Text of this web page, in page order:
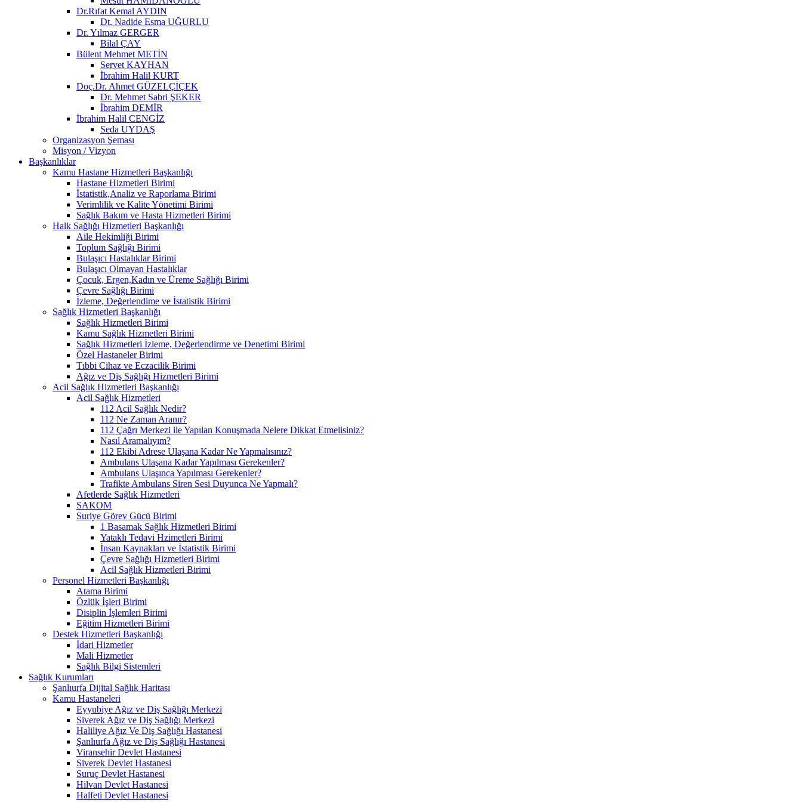
Dr.Rıfat Kemal AYDIN
Dt. Nadide Esma UĞURLU
Dr. Yılmaz GERGER
Bilal ÇAY
Bülent Mehmet METİN
Servet KAYHAN
İbrahim Halil KURT
Doç.Dr. Ahmet GÜZELÇİÇEK
Dr. Mehmet Sabri ŞEKER
İbrahim DEMİR
İbrahim Halil CENGİZ
Seda UYDAŞ
Organizasyon Şeması
Misyon / Vizyon
Başkanlıklar
Kamu Hastane Hizmetleri Başkanlığı
Hastane Hizmetleri Birimi
İstatistik,Analiz ve Raporlama Birimi
Verimlilik ve Kalite Yönetimi Birimi
Sağlık Bakım ve Hasta Hizmetleri Birimi
Halk Sağlığı Hizmetleri Başkanlığı
Aile Hekimliği Birimi
Toplum Sağlığı Birimi
Bulaşıcı Hastalıklar Birimi
Bulaşıcı Olmayan Hastalıklar
Çocuk, Ergen,Kadın ve Üreme Sağlığı Birimi
Çevre Sağlığı Birimi
İzleme, Değerlendime ve İstatistik Birimi
Sağlık Hizmetleri Başkanlığı
Sağlık Hizmetleri Birimi
Kamu Sağlık Hizmetleri Birimi
Sağlık Hizmetleri İzleme, Değerlendirme ve Denetimi Birimi
Özel Hastaneler Birimi
Tıbbi Cihaz ve Eczacilik Birimi
Ağız ve Diş Sağlığı Hizmetleri Birimi
Acil Sağlık Hizmetleri Başkanlığı
Acil Sağlık Hizmetleri
112 Acil Sağlık Nedir?
112 Ne Zaman Aranır?
112 Çağrı Merkezi ile Yapılan Konuşmada Nelere Dikkat Etmelisiniz?
Nasıl Aramalıyım?
112 Ekibi Adrese Ulaşana Kadar Ne Yapmalısınız?
Ambulans Ulaşana Kadar Yapılması Gerekenler?
Ambulans Ulaşınca Yapılması Gerekenler?
Trafikte Ambulans Siren Sesi Duyunca Ne Yapmalı?
Afetlerde Sağlık Hizmetleri
SAKOM
Suriye Görev Gücü Birimi
1 Basamak Sağlık Hizmetleri Birimi
Yataklı Tedavi Hzimetleri Birimi
İnsan Kaynakları ve İstatistik Birimi
Çevre Sağlığı Hizmetleri Birimi
Acil Sağlık Hizmetleri Birimi
Personel Hizmetleri Başkanlığı
Atama Birimi
Özlük İşleri Birimi
Disiplin İşlemleri Birimi
Eğitim Hizmetleri Birimi
Destek Hizmetleri Başkanlığı
İdari Hizmetler
Mali Hizmetler
Sağlık Bilgi Sistemleri
Sağlık Kurumları
Şanlıurfa Dijital Sağlık Haritası
Kamu Hastaneleri
Eyyubiye Ağız ve Diş Sağlığı Merkezi
Siverek Ağız ve Diş Sağlığı Merkezi
Haliliye Ağız Ve Diş Sağlığı Hastanesi
Şanlıurfa Ağız ve Diş Sağlığı Hastanesi
Viransehir Devlet Hastanesi
Siverek Devlet Hastanesi
Suruç Devlet Hastanesi
Hilvan Devlet Hastanesi
Halfeti Devlet Hastanesi